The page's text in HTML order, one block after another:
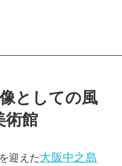
としての風
術館
迎えた大阪中之島